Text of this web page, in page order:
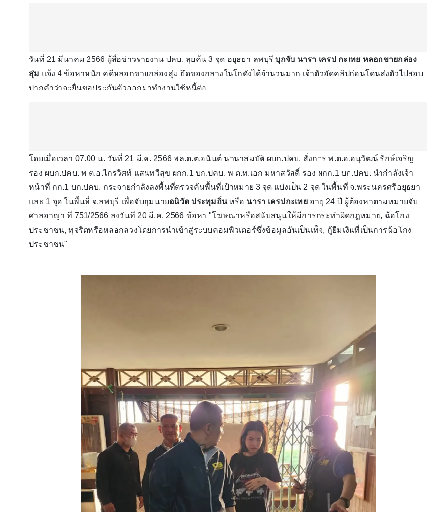
วันที่ 21 มีนาคม 2566 ผู้สื่อข่าวรายงาน ปคบ. ลุยค้น 3 จุด อยุธยา-ลพบุรีบุกจับ นารา เครป กะเทย หลอกขายกล่อง
สุ่ม แจ้ง 4 ข้อหาหนัก คดีหลอกขายกล่องสุ่ม ยึดของกลางในโกดังได้จำนวนมาก เจ้าตัวอัดคลิปก่อนโดนส่งตัวไปสอบ
ปากคำว่าจะยื่นขอประกันตัวออกมาทำงานใช้หนี้ต่อ
โดยเมื่อเวลา 07.00 น. วันที่ 21 มี.ค. 2566 พล.ต.ต.อนันต์ นานาสมบัติ ผบก.ปคบ. สั่งการ พ.ต.อ.อนุวัฒน์ รักษ์เจริญ
รอง ผบก.ปคบ. พ.ต.อ.ไกรวิศท์ แสนทวีสุข ผกก.1 บก.ปคบ. พ.ต.ท.เอก มหาสวัสดิ์ รอง ผกก.1 บก.ปคบ. นำกำลังเจ้า
หน้าที่ กก.1 บก.ปคบ. กระจายกำลังลงพื้นที่ตรวจค้นพื้นที่เป้าหมาย 3 จุด แบ่งเป็น 2 จุด ในพื้นที่ จ.พระนครศรีอยุธยา
และ 1 จุด ในพื้นที่ จ.ลพบุรี เพื่อจับกุมนายอนิวัต ประทุมถิ่นหรือ นารา เครปกะเทยอายุ 24 ปี ผู้ต้องหาตามหมายจับ
ศาลอาญา ที่ 751/2566 ลงวันที่ 20 มี.ค. 2566 ข้อหา "โฆษณาหรือสนับสนุนให้มีการกระทำผิดกฎหมาย, ฉ้อโกง
ประชาชน, ทุจริตหรือหลอกลวงโดยการนำเข้าสู่ระบบคอมพิวเตอร์ซึ่งข้อมูลอันเป็นเท็จ, กู้ยืมเงินที่เป็นการฉ้อโกง
ประชาชน"